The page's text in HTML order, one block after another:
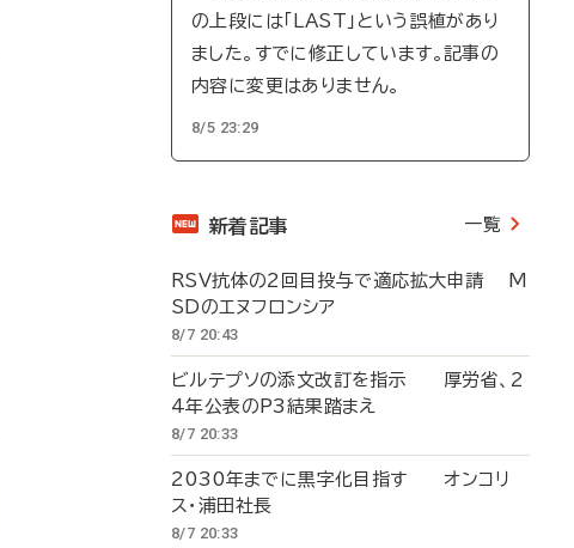
の上段には「LAST」という誤植があり
ました。すでに修正しています。記事の
内容に変更はありません。
8/5 23:29
新着記事 一覧
RSV抗体の2回目投与で適応拡大申請 M
SDのエヌフロンシア
8/7 20:43
ビルテプソの添文改訂を指示 厚労省、2
4年公表のP3結果踏まえ
8/7 20:33
2030年までに黒字化目指す オンコリ
ス・浦田社長
8/7 20:33